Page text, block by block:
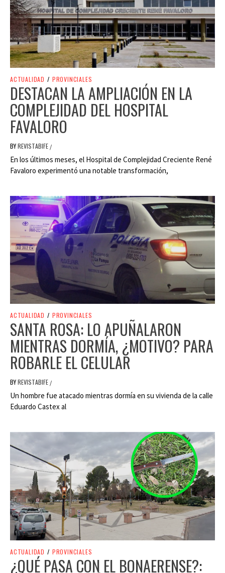
ACTUALIDAD / PROVINCIALES
DESTACAN LA AMPLIACIÓN EN LA
COMPLEJIDAD DEL HOSPITAL
FAVALORO
BYREVISTABIFE /
En los últimos meses, el Hospital de Complejidad Creciente René
Favaloro experimentó una notable transformación,
ACTUALIDAD / PROVINCIALES
SANTA ROSA: LO APUÑALARON
MIENTRAS DORMÍA, ¿MOTIVO? PARA
ROBARLE EL CELULAR
BYREVISTABIFE /
Un hombre fue atacado mientras dormía en su vivienda de la calle
Eduardo Castex al
ACTUALIDAD / PROVINCIALES
¿QUÉ PASA CON EL BONAERENSE?: